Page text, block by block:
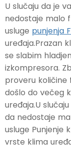
U slučaju da je
nedostaje malo
usluge punjenja
uređaja.Prazan
se slabim
izkompresora.
proveru količine
došlo do večeg
uređaja.U
da nedostaje
usluge Punjenje
vrste klima